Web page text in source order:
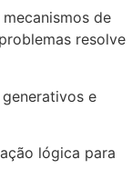
de
resolve
e
lógica para